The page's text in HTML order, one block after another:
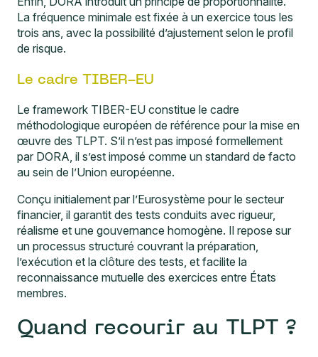
La fréquence minimale est fixée à un exercice tous les
trois ans, avec la possibilité d’ajustement selon le profil
de risque.
Le cadre TIBER-EU
Le framework TIBER-EU constitue le cadre
méthodologique européen de référence pour la mise en
œuvre des TLPT. S’il n’est pas imposé formellement
par DORA, il s’est imposé comme un standard de facto
au sein de l’Union européenne.
Conçu initialement par l’Eurosystème pour le secteur
financier, il garantit des tests conduits avec rigueur,
réalisme et une gouvernance homogène. Il repose sur
un processus structuré couvrant la préparation,
l’exécution et la clôture des tests, et facilite la
reconnaissance mutuelle des exercices entre États
membres.
Quand recourir au TLPT ?